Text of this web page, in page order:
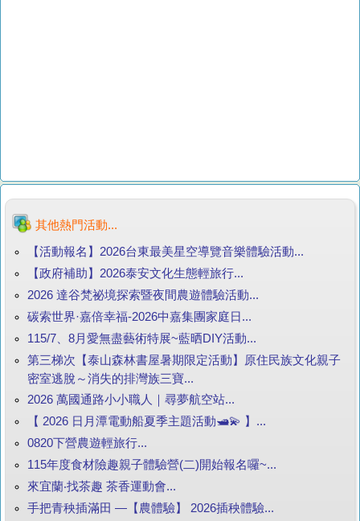
其他熱門活動...
【活動報名】2026台東最美星空導覽音樂體驗活動...
【政府補助】2026泰安文化生態輕旅行...
2026 達谷梵祕境探索暨夜間農遊體驗活動...
碳索世界·嘉倍幸福-2026中嘉集團家庭日...
115/7、8月愛無盡藝術特展~藍晒DIY活動...
第三梯次【泰山森林書屋暑期限定活動】原住民族文化親子
密室逃脫～消失的排灣族三寶...
2026 萬國通路小小職人｜尋夢航空站...
【 2026 日月潭電動船夏季主題活動🛥️💫 】...
0820下營農遊輕旅行...
115年度食材險趣親子體驗營(二)開始報名囉~...
來宜蘭‧找茶趣 茶香運動會...
手把青秧插滿田 —【農體驗】 2026插秧體驗...